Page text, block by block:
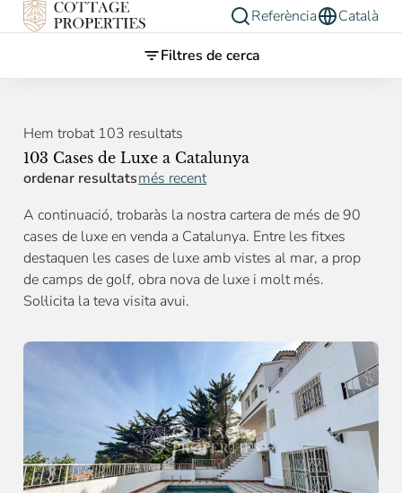
Referència
Català
Filtres de cerca
Hem trobat 103 resultats
103 Cases de Luxe a Catalunya
ordenar resultatsmés recent
A continuació, trobaràs la nostra cartera de més de 90
cases de luxe en venda a Catalunya. Entre les fitxes
destaquen les cases de luxe amb vistes al mar, a prop
de camps de golf, obra nova de luxe i molt més.
Sol·licita la teva visita avui.